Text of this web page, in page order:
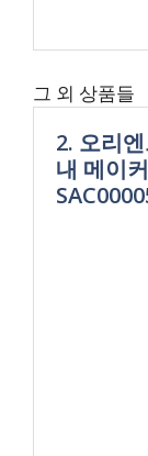
그 외 상품들
2. 오리
내 메이